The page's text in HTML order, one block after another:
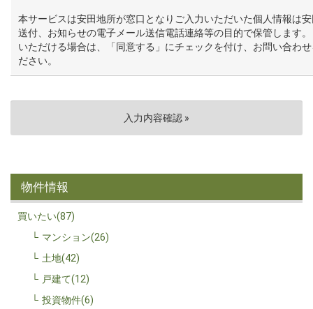
本サービスは安田地所が窓口となりご入力いただいた個人情報は
送付、お知らせの電子メール送信電話連絡等の目的で保管します
いただける場合は、「同意する」にチェックを付け、お問い合わ
ださい。
物件情報
買いたい(87)
マンション(26)
土地(42)
戸建て(12)
投資物件(6)